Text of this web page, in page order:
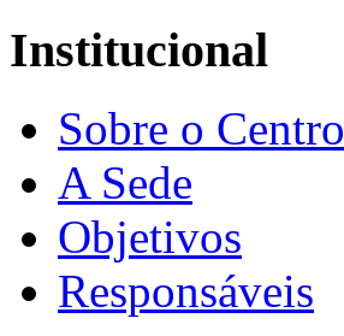
Institucional
Sobre o Centro
A Sede
Objetivos
Responsáveis